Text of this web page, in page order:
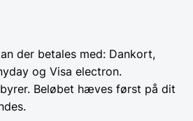
der betales med: Dankort,
og Visa electron.
Beløbet hæves først på dit